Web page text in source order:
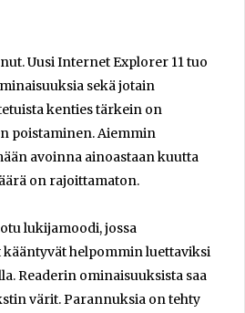
Uusi Internet Explorer 11 tuo
sekä jotain
kenties tärkein on
poistaminen. Aiemmin
avoinna ainoastaan kuutta
on rajoittamaton.
lukijamoodi, jossa
helpommin luettaviksi
Readerin ominaisuuksista saa
värit. Parannuksia on tehty